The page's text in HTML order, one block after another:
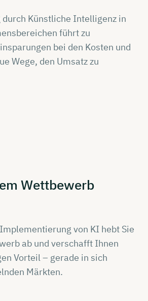
Künstliche Intelligenz in
führt zu
bei den Kosten und
Wege, den Umsatz zu
Wettbewerb
von KI hebt Sie
ab und verschafft Ihnen
Vorteil – gerade in sich
Märkten.